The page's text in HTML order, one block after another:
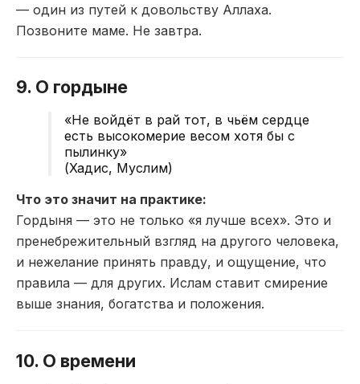
— один из путей к довольству Аллаха.
Позвоните маме. Не завтра.
9. О гордыне
«Не войдёт в рай тот, в чьём сердце
есть высокомерие весом хотя бы с
пылинку»
(Хадис, Муслим)
Что это значит на практике:
Гордыня — это не только «я лучше всех». Это и
пренебрежительный взгляд на другого человека,
и нежелание принять правду, и ощущение, что
правила — для других. Ислам ставит смирение
выше знания, богатства и положения.
10. О времени